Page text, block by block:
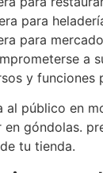
para
para
a
y
al público en
en góndolas.
tu tienda.